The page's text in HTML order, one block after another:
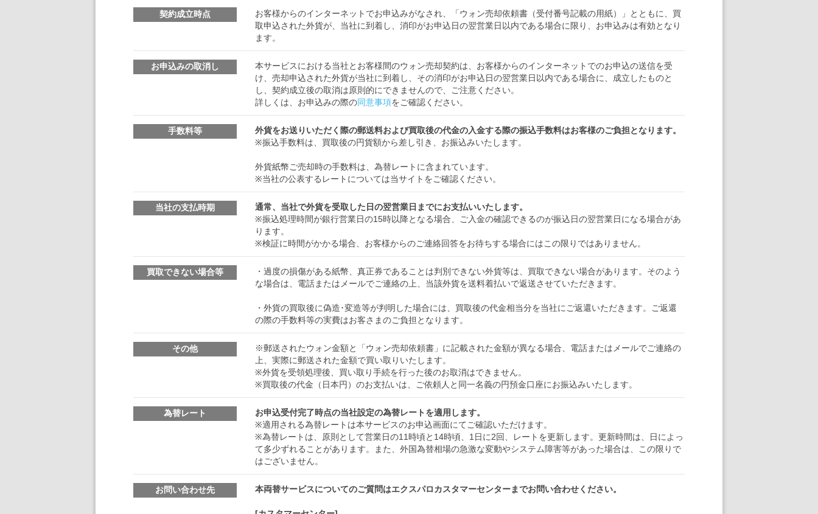
契約成立時点
お客様からのインターネットでお申込みがなされ、「ウォン売却依頼書（受付番号記載の用紙）」とともに、買
取申込された外貨が、当社に到着し、消印がお申込日の翌営業日以内である場合に限り、お申込みは有効となり
ます。
お申込みの取消し
本サービスにおける当社とお客様間のウォン売却契約は、お客様からのインターネットでのお申込の送信を受
け、売却申込された外貨が当社に到着し、その消印がお申込日の翌営業日以内である場合に、成立したものと
し、契約成立後の取消は原則的にできませんので、ご注意ください。
詳しくは、お申込みの際の同意事項をご確認ください。
手数料等
外貨をお送りいただく際の郵送料および買取後の代金の入金する際の振込手数料はお客様のご負担となります。
※振込手数料は、買取後の円貨額から差し引き、お振込みいたします。
外貨紙幣ご売却時の手数料は、為替レートに含まれています。
※当社の公表するレートについては当サイトをご確認ください。
当社の支払時期
通常、当社で外貨を受取した日の翌営業日までにお支払いいたします。
※振込処理時間が銀行営業日の15時以降となる場合、ご入金の確認できるのが振込日の翌営業日になる場合があ
ります。
※検証に時間がかかる場合、お客様からのご連絡回答をお待ちする場合にはこの限りではありません。
買取できない場合等
・過度の損傷がある紙幣、真正券であることは判別できない外貨等は、買取できない場合があります。そのよう
な場合は、電話またはメールでご連絡の上、当該外貨を送料着払いで返送させていただきます。
・外貨の買取後に偽造･変造等が判明した場合には、買取後の代金相当分を当社にご返還いただきます。ご返還
の際の手数料等の実費はお客さまのご負担となります。
その他
※郵送されたウォン金額と「ウォン売却依頼書」に記載された金額が異なる場合、電話またはメールでご連絡の
上、実際に郵送された金額で買い取りいたします。
※外貨を受領処理後、買い取り手続を行った後のお取消はできません。
※買取後の代金（日本円）のお支払いは、ご依頼人と同一名義の円預金口座にお振込みいたします。
為替レート
お申込受付完了時点の当社設定の為替レートを適用します。
※適用される為替レートは本サービスのお申込画面にてご確認いただけます。
※為替レートは、原則として営業日の11時頃と14時頃、1日に2回、レートを更新します。更新時間は、日によっ
て多少ずれることがあります。また、外国為替相場の急激な変動やシステム障害等があった場合は、この限りで
はございません。
お問い合わせ先 本両替サービスについてのご質問はエクスパロカスタマーセンターまでお問い合わせください。